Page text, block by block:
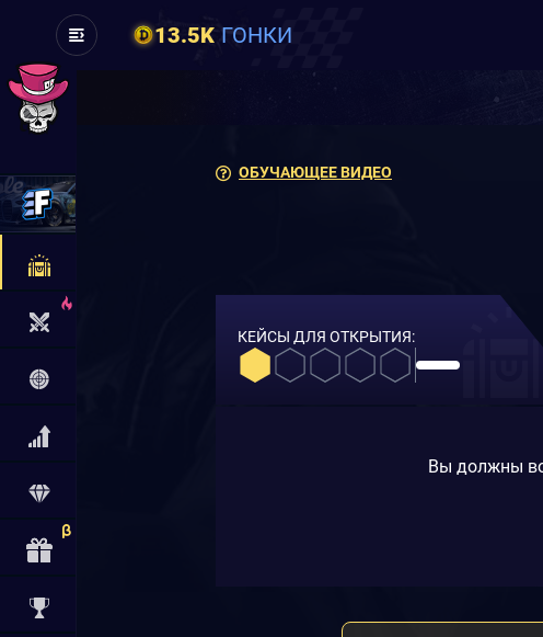
13.5K ГОНКИ
ОБУЧАЮЩЕЕ ВИДЕО
КЕЙСЫ ДЛЯ ОТКРЫТИЯ:
Вы должны